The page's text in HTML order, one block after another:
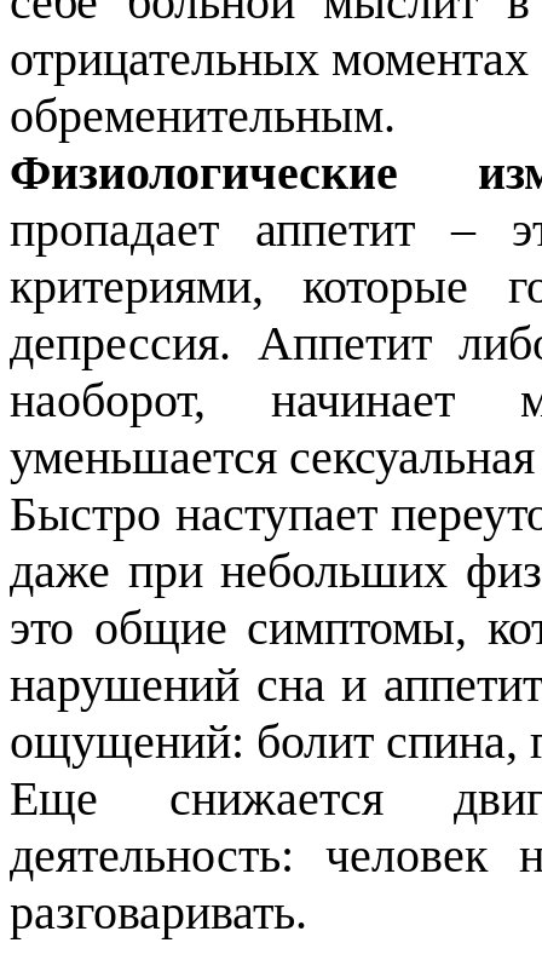
отрицательных
обременительным.
Физиологические
пропадает аппетит –
критериями, которые
депрессия. Аппетит
наоборот, начинает
уменьшается
Быстро наступает
даже при небольших
это общие симптомы,
нарушений сна и
ощущений: болит спина,
Еще снижается
деятельность:
разговаривать.